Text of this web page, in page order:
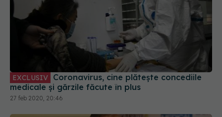
EXCLUSIV
medicale și gărzile făcute în plus
27 feb 2020, 20:46